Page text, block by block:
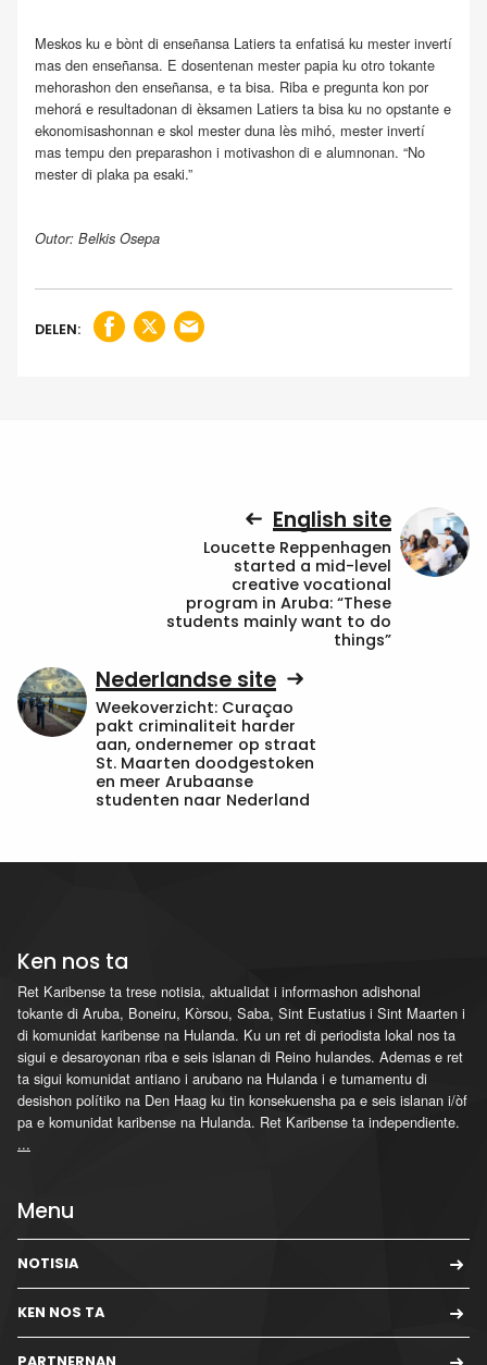
Meskos ku e bònt di enseñansa Latiers ta enfatisá ku mester invertí
mas den enseñansa. E dosentenan mester papia ku otro tokante
mehorashon den enseñansa, e ta bisa. Riba e pregunta kon por
mehorá e resultadonan di èksamen Latiers ta bisa ku no opstante e
ekonomisashonnan e skol mester duna lès mihó, mester invertí
mas tempu den preparashon i motivashon di e alumnonan. “No
mester di plaka pa esaki.”
Outor: Belkis Osepa
DELEN:
English site
Loucette Reppenhagen
started a mid-level
creative vocational
program in Aruba: “These
students mainly want to do
things”
Nederlandse site
Weekoverzicht: Curaçao
pakt criminaliteit harder
aan, ondernemer op straat
St. Maarten doodgestoken
en meer Arubaanse
studenten naar Nederland
Ken nos ta
Ret Karibense ta trese notisia, aktualidat i informashon adishonal
tokante di Aruba, Boneiru, Kòrsou, Saba, Sint Eustatius i Sint Maarten i
di komunidat karibense na Hulanda. Ku un ret di periodista lokal nos ta
sigui e desaroyonan riba e seis islanan di Reino hulandes. Ademas e ret
ta sigui komunidat antiano i arubano na Hulanda i e tumamentu di
desishon polítiko na Den Haag ku tin konsekuensha pa e seis islanan i/òf
pa e komunidat karibense na Hulanda. Ret Karibense ta independiente.
...
Menu
NOTISIA
KEN NOS TA